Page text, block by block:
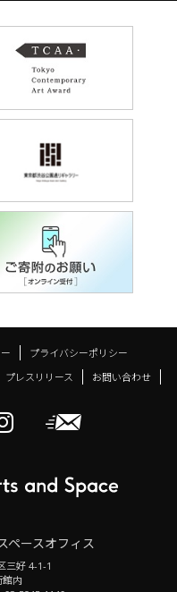
プライバシーポリシー
プレスリリース お問い合わせ
ーアーツ
メールニ
ペースオフィス
三好 4-1-1
内